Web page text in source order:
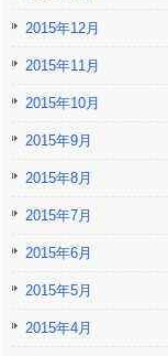
2015年12月
2015年11月
2015年10月
2015年9月
2015年8月
2015年7月
2015年6月
2015年5月
2015年4月